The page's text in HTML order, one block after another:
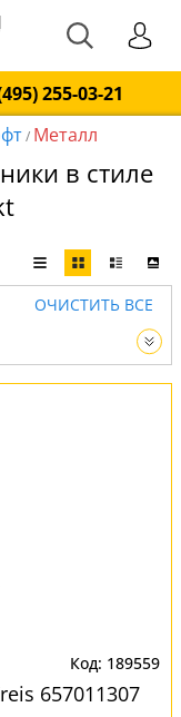
255-03-21
/ Металл
в стиле
ОЧИСТИТЬ ВСЕ
189559
657011307